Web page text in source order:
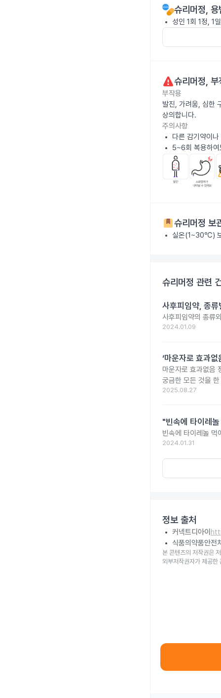
슈리머정, 용
성인 1회 1정, 1
슈리머정, 부
부작용
발진, 가려움, 심한
상의합니다.
주의사항
다른 감기약이
5~6회 복용하여
슈리머정 보
실온(1~30℃)
슈리머정 관련
사후피임약, 종
사후피임약의 종류
2024.01.09
‘마운자로 효과
마운자로 효과없음
궁금한 모든 것을
2025.08.27
"빈속에 타이레
빈속에 타이레놀 먹
2024.01.31
정보 출처
커넥트디아이
식품의약품안전
본 콘텐츠의 저작권은
외부저작권자가 제공한